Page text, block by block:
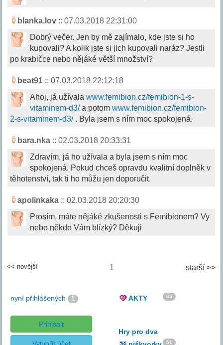
blanka.lov :: 07.03.2018 22:31:00
Dobrý večer. Jen by mě zajímalo, kde jste si ho
kupovali? A kolik jste si jich kupovali naráz? Jestli
po krabičce nebo nějáké větší množství?
beat91 :: 07.03.2018 22:12:18
Ahoj, já užívalawww.femibion.cz/femibion-1-s-
vitaminem-d3/a potomwww.femibion.cz/femibion-
2-s-vitaminem-d3/. Byla jsem s ním moc spokojená.
bara.nka :: 02.03.2018 20:33:31
Zdravím, já ho užívala a byla jsem s ním moc
spokojená. Pokud chceš opravdu kvalitní doplněk v
těhotenství, tak ti ho můžu jen doporučit.
apolinkaka :: 02.03.2018 20:20:30
Prosím, máte nějáké zkušenosti s Femibionem? Vy
nebo někdo Vám blízký? Děkuji
starší >>
<< novější 1
nyní přihlášených 1
Přihlásit
AKTY 85
Hry pro dva
51